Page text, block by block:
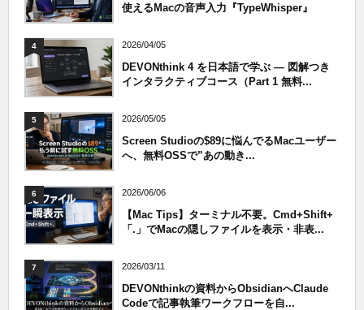
使えるMacの音声入力『TypeWhisper』
4 2026/04/05
DEVONthink 4 を日本語で学ぶ — 図解つき
インタラクティブコース（Part 1 無料...
5 2026/05/05
Screen Studioの$89に悩んでるMacユーザー
へ、無料OSSで”あの動き...
6 2026/06/06
【Mac Tips】ターミナル不要。Cmd+Shift+
「.」でMacの隠しファイルを表示・非表...
7 2026/03/11
DEVONthinkの資料からObsidianへClaude
Codeで記事執筆ワークフローを自...